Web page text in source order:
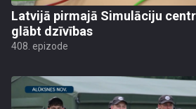
Latvijā pirmajā Simulāciju
glābt dzīvības
408. epizode